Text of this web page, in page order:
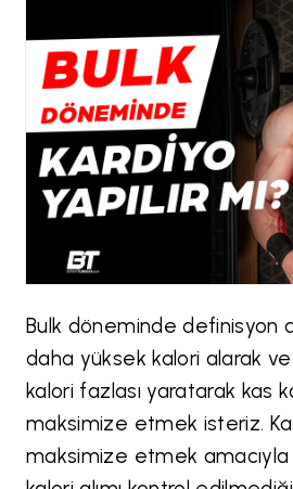
Bulk döneminde definisyon
daha yüksek kalori alarak
kalori fazlası yaratarak kas
maksimize etmek isteriz.
maksimize etmek amacıyla